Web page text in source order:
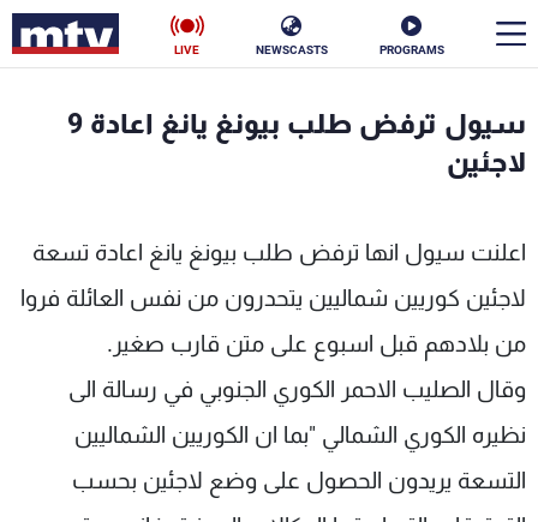
PROGRAMS
NEWSCASTS
LIVE
سيول ترفض طلب بيونغ يانغ اعادة 9
لاجئين
اعلنت سيول انها ترفض طلب بيونغ يانغ اعادة تسعة
لاجئين كوريين شماليين يتحدرون من نفس العائلة فروا
من بلادهم قبل اسبوع على متن قارب صغير.
وقال الصليب الاحمر الكوري الجنوبي في رسالة الى
نظيره الكوري الشمالي "بما ان الكوريين الشماليين
التسعة يريدون الحصول على وضع لاجئين بحسب
الأخبار
منوعات رياضة
كأس العالم